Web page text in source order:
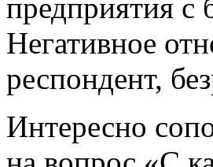
предприятия с
Негативное
респондент,
Интересно